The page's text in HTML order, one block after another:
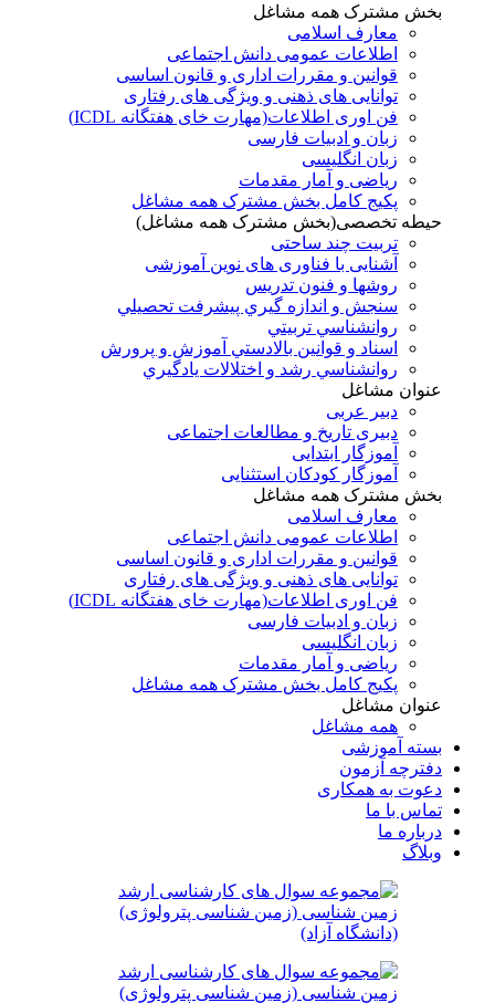
بخش مشترک همه مشاغل
معارف اسلامی
اطلاعات عمومی دانش اجتماعی
قوانین و مقررات اداری و قانون اساسی
توانایی های ذهنی و ویژگی های رفتاری
فن اوری اطلاعات(مهارت خای هفتگانه ICDL)
زبان و ادبیات فارسی
زبان انگلیسی
ریاضی و آمار مقدمات
پکیج کامل بخش مشترک همه مشاغل
حیطه تخصصی(بخش مشترک همه مشاغل)
تربیت چند ساحتی
آشنایی با فناوری های نوین آموزشی
روشها و فنون تدريس
سنجش و اندازه گيري پيشرفت تحصيلي
روانشناسي تربيتي
اسناد و قوانين بالادستي آموزش و پرورش
روانشناسي رشد و اختلالات يادگيري
عنوان مشاغل
دبير عربی
دبیری تاریخ و مطالعات اجتماعی
آموزگار ابتدایی
آموزگار کودکان استثنایی
بخش مشترک همه مشاغل
معارف اسلامی
اطلاعات عمومی دانش اجتماعی
قوانین و مقررات اداری و قانون اساسی
توانایی های ذهنی و ویژگی های رفتاری
فن اوری اطلاعات(مهارت خای هفتگانه ICDL)
زبان و ادبیات فارسی
زبان انگلیسی
ریاضی و آمار مقدمات
پکیج کامل بخش مشترک همه مشاغل
عنوان مشاغل
همه مشاغل
بسته آموزشی
دفترچه آزمون
دعوت به همکاری
تماس با ما
درباره ما
وبلاگ